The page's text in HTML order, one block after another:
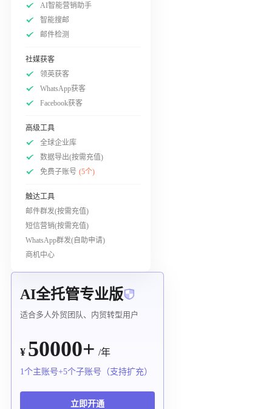
AI智能营销助手
智能搜邮
邮件检测
社媒获客
领英获客
WhatsApp获客
Facebook获客
高级工具
全球企业库
数据导出(按需充值)
免费子账号 (5个)
触达工具
邮件群发(按需充值)
短信营销(按需充值)
WhatsApp群发(自助申请)
商机中心
AI全托管专业版
适合多人外贸团队、内贸转型用户
¥ 50000+ /年
1个主账号+5个子账号（支持扩充）
立即开通